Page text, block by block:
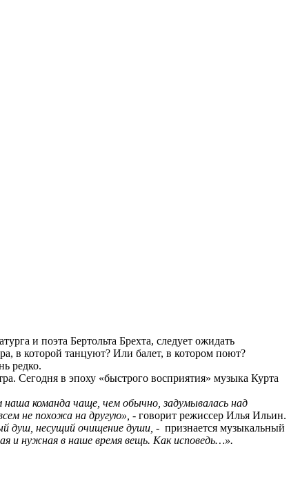
и поэта Бертольта Брехта, следует ожидать
в которой танцуют? Или балет, в котором поют?
редко.
Сегодня в эпоху «быстрого восприятия» музыка Курта
команда чаще, чем обычно, задумывалась над
не похожа на другую», - говорит режиссер Илья Ильин.
душ, несущий очищение души, - признается музыкальный
и нужная в наше время вещь. Как исповедь…».